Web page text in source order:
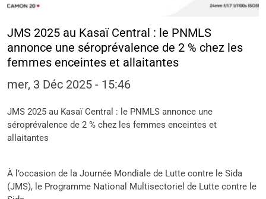
JMS 2025 au Kasaï Central : le PNMLS
annonce une séroprévalence de 2 % chez les
femmes enceintes et allaitantes
mer, 3 Déc 2025 - 15:46
JMS 2025 au Kasaï Central : le PNMLS annonce une
séroprévalence de 2 % chez les femmes enceintes et
allaitantes
À l’occasion de la Journée Mondiale de Lutte contre le Sida
(JMS), le Programme National Multisectoriel de Lutte contre le